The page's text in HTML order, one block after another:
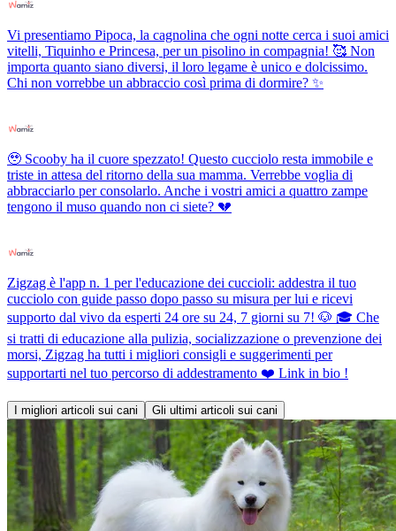
Vi presentiamo Pipoca, la cagnolina che ogni notte cerca i suoi amici
vitelli, Tiquinho e Princesa, per un pisolino in compagnia! 🥰 Non
importa quanto siano diversi, il loro legame è unico e dolcissimo.
Chi non vorrebbe un abbraccio così prima di dormire? ✨
🥹 Scooby ha il cuore spezzato! Questo cucciolo resta immobile e
triste in attesa del ritorno della sua mamma. Verrebbe voglia di
abbracciarlo per consolarlo. Anche i vostri amici a quattro zampe
tengono il muso quando non ci siete? 💔
Zigzag è l'app n. 1 per l'educazione dei cuccioli: addestra il tuo
cucciolo con guide passo dopo passo su misura per lui e ricevi
supporto dal vivo da esperti 24 ore su 24, 7 giorni su 7! 🐶 🎓 Che
si tratti di educazione alla pulizia, socializzazione o prevenzione dei
morsi, Zigzag ha tutti i migliori consigli e suggerimenti per
supportarti nel tuo percorso di addestramento ❤️ Link in bio !
I migliori articoli sui cani Gli ultimi articoli sui cani